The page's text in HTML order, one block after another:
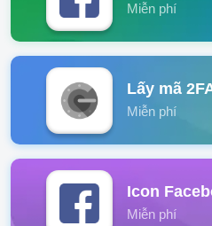
Miễn phí
Lấy mã
Miễn phí
Icon
Miễn phí